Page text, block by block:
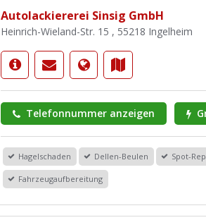
Autolackiererei Sinsig GmbH
Heinrich-Wieland-Str. 15 , 55218 Ingelheim
Telefonnummer anzeigen
Hagelschaden Dellen-Beulen Spot-
Fahrzeugaufbereitung